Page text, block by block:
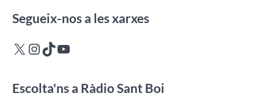
Segueix-nos a les xarxes
X Instagram
TikTokYouTube
Escolta'ns a Ràdio Sant Boi